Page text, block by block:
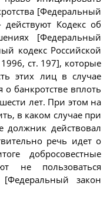
[Федеральный
Кодекс об
[Федеральный
кодекс Российской
ст. 197], которые
этих лиц в случае
банкротстве вплоть
лет. При этом на
в каком случае при
должник действовал
речь идет о
добросовестные
не пользоваться
закон